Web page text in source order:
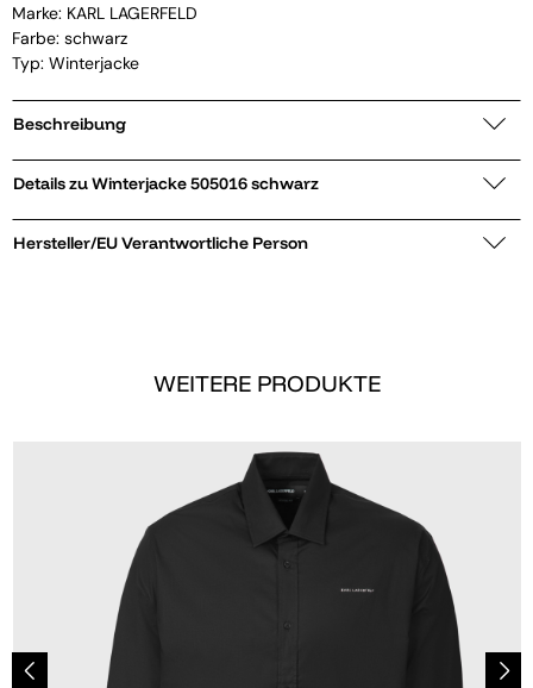
Marke: KARL LAGERFELD
Farbe: schwarz
Typ: Winterjacke
Beschreibung
Details zu Winterjacke 505016 schwarz
Hersteller/EU Verantwortliche Person
WEITERE PRODUKTE